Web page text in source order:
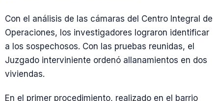
Con el análisis de las cámaras del Centro Integral de
Operaciones, los investigadores lograron identificar
a los sospechosos. Con las pruebas reunidas, el
Juzgado interviniente ordenó allanamientos en dos
viviendas.
En el primer procedimiento, realizado en el barrio